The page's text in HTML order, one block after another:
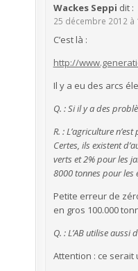
Wackes Seppi dit :
25 décembre 2012 à
C’est là :
http://
Il y a eu des arcs
Q. : Si il y a des
R. : L’agriculture
Certes, ils existent
verts et 2% pour les
8000 tonnes pour les
Petite erreur de
en gros 100.000
Q. : L’AB utilise
Attention : ce serait